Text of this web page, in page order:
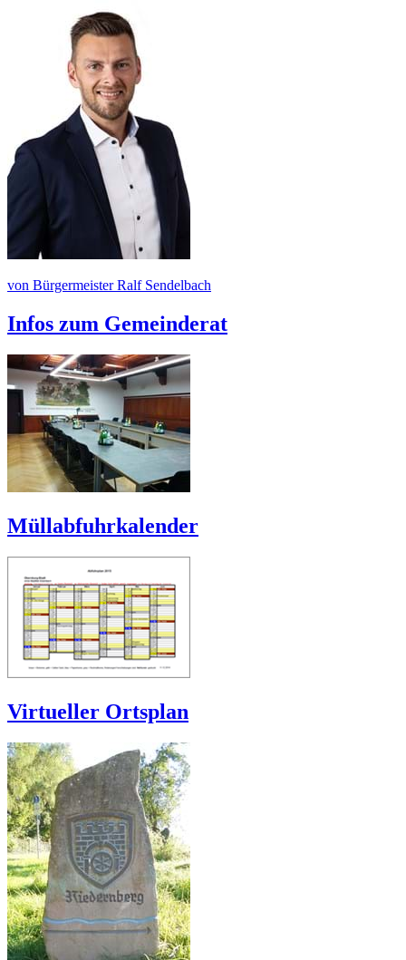
von Bürgermeister Ralf Sendelbach
Infos zum Gemeinderat
Müllabfuhrkalender
Virtueller Ortsplan